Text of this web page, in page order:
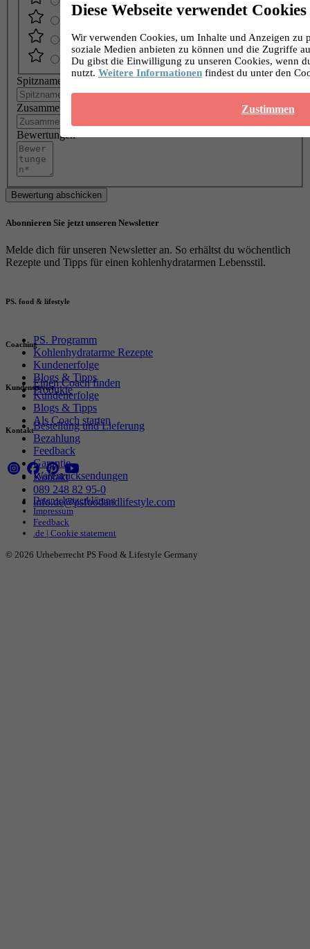
Diese Webseite verwendet Cookies
Wir verwenden Cookies, um Inhalte und Anzeigen zu
soziale Medien anbieten zu können und die Zugriffe
Du gibst die Einwilligung zu unseren Cookies, wenn
nutzt. Weitere Informationen findest du unter den
Zustimmen
Spitzname
Zusammenfassung
Bewertungen
Bewertung abschicken
Abonnieren Sie jetzt unseren Newsletter
Melde dich für unseren Newsletter an. So erhältst du wöchentlich
Rezepte und Tipps für einen kohlenhydratarmen Lebensstil.
PS. food & lifestyle
PS. Programm
Kohlenhydratarme Rezepte
Kundenerfolge
Blogs & Tipps
Produkte
Coaching
Einen Coach finden
Kundenerfolge
Blogs & Tipps
Als Coach starten
Kundenservice
Bestellung und Lieferung
Bezahlung
Feedback
Garantie
Warenrücksendungen
Kontakt
Kontakt
089 248 82 95-0
info.de@psfoodandlifestyle.com
Datenschutzerklärung
Impressum
Feedback
.de | Cookie statement
© 2026 Urheberrecht PS Food & Lifestyle Germany